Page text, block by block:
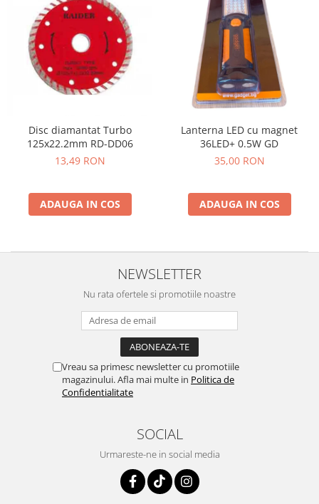
Disc diamantat Turbo
125x22.2mm RD-DD06
13,49 RON
ADAUGA IN COS
Lanterna LED cu magnet
36LED+ 0.5W GD
35,00 RON
ADAUGA IN COS
NEWSLETTER
Nu rata ofertele si promotiile noastre
Vreau sa primesc newsletter cu promotiile
magazinului. Afla mai multe in Politica de
Confidentialitate
SOCIAL
Urmareste-ne in social media